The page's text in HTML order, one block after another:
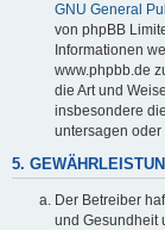
GNU General
von phpBB
Informationen
www.phpbb.de
die Art und
insbesondere
untersagen oder
5.
Der Betreiber
und Gesundheit